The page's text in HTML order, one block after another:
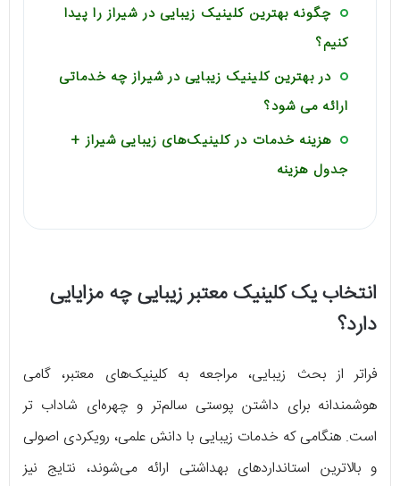
چگونه بهترین کلینیک زیبایی در شیراز را پیدا
کنیم؟
در بهترین کلینیک زیبایی در شیراز چه خدماتی
ارائه می شود؟
هزینه خدمات در کلینیک‌های زیبایی شیراز +
جدول هزینه
انتخاب یک کلینیک معتبر زیبایی چه مزایایی
دارد؟
فراتر از بحث زیبایی، مراجعه به کلینیک‌های معتبر، گامی
هوشمندانه برای داشتن پوستی سالم‌تر و چهره‌ای شاداب تر
است. هنگامی که خدمات زیبایی با دانش علمی، رویکردی اصولی
و بالاترین استانداردهای بهداشتی ارائه می‌شوند، نتایج نیز